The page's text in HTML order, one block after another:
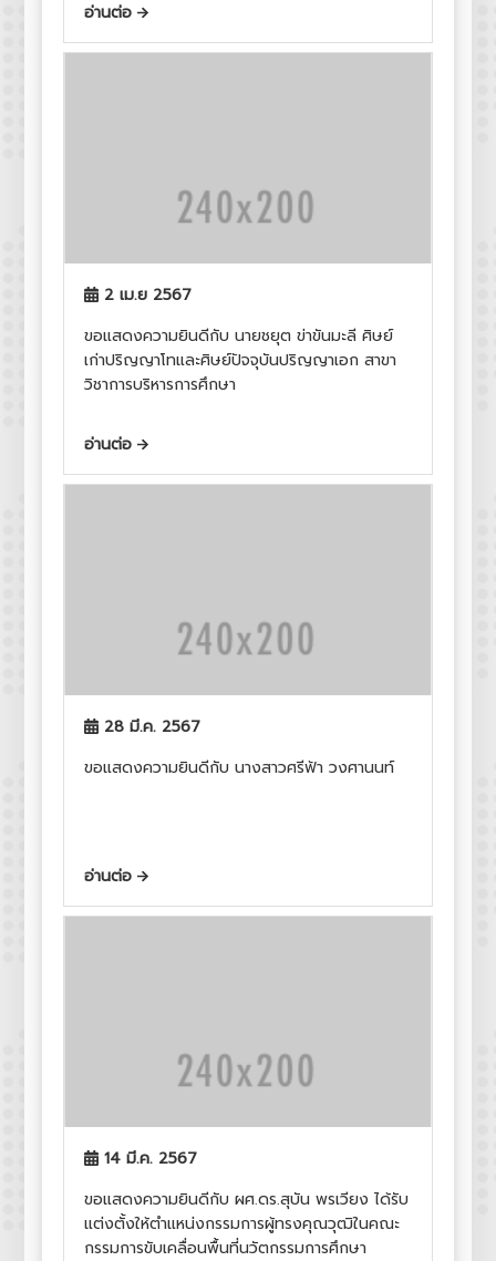
อ่านต่อ
2 เม.ย 2567
ขอแสดงความยินดีกับ นายชยุต ข่าขันมะลี ศิษย์
เก่าปริญญาโทและศิษย์ปัจจุบันปริญญาเอก สาขา
วิชาการบริหารการศึกษา
อ่านต่อ
28 มี.ค. 2567
ขอแสดงความยินดีกับ นางสาวศรีฟ้า วงศานนท์
อ่านต่อ
14 มี.ค. 2567
ขอแสดงความยินดีกับ ผศ.ดร.สุบัน พรเวียง ได้รับ
แต่งตั้งให้ตำแหน่งกรรมการผู้ทรงคุณวุฒิในคณะ
กรรมการขับเคลื่อนพื้นที่นวัตกรรมการศึกษา